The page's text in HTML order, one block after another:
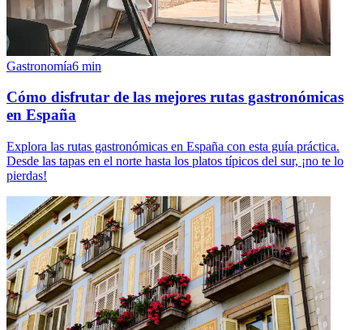
Gastronomía6 min
Cómo disfrutar de las mejores rutas gastronómicas
en España
Explora las rutas gastronómicas en España con esta guía práctica.
Desde las tapas en el norte hasta los platos típicos del sur, ¡no te lo
pierdas!